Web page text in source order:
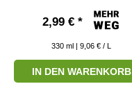
2,99 € *
330 ml | 9,06 € / L
IN DEN WARENKORB